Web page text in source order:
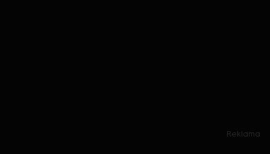
Reklama